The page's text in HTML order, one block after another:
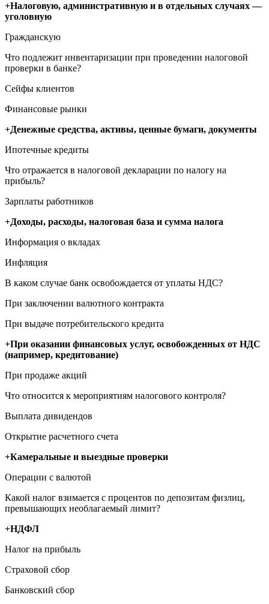
+Налоговую, административную и в отдельных случаях —
уголовную
Гражданскую
Что подлежит инвентаризации при проведении налоговой
проверки в банке?
Сейфы клиентов
Финансовые рынки
+Денежные средства, активы, ценные бумаги, документы
Ипотечные кредиты
Что отражается в налоговой декларации по налогу на
прибыль?
Зарплаты работников
+Доходы, расходы, налоговая база и сумма налога
Информация о вкладах
Инфляция
В каком случае банк освобождается от уплаты НДС?
При заключении валютного контракта
При выдаче потребительского кредита
+При оказании финансовых услуг, освобожденных от НДС
(например, кредитование)
При продаже акций
Что относится к мероприятиям налогового контроля?
Выплата дивидендов
Открытие расчетного счета
+Камеральные и выездные проверки
Операции с валютой
Какой налог взимается с процентов по депозитам физлиц,
превышающих необлагаемый лимит?
+НДФЛ
Налог на прибыль
Страховой сбор
Банковский сбор